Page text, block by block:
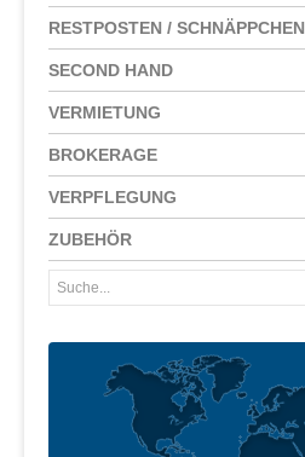
RESTPOSTEN / SCHNÄPPCHEN
SECOND HAND
VERMIETUNG
BROKERAGE
VERPFLEGUNG
ZUBEHÖR